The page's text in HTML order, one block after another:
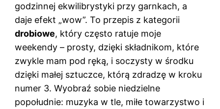
godzinnej ekwilibrystyki przy garnkach, a
daje efekt „wow”. To przepis z kategorii
drobiowe, który często ratuje moje
weekendy – prosty, dzięki składnikom, które
zwykle mam pod ręką, i soczysty w środku
dzięki małej sztuczce, którą zdradzę w kroku
numer 3. Wyobraź sobie niedzielne
popołudnie: muzyka w tle, miłe towarzystwo i